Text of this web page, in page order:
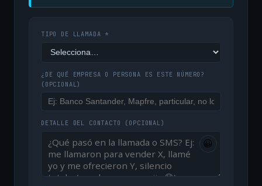
TIPO DE LLAMADA *
¿DE QUÉ EMPRESA O PERSONA ES ESTE NÚMERO?
(OPCIONAL)
DETALLE DEL CONTACTO (OPCIONAL)
😀